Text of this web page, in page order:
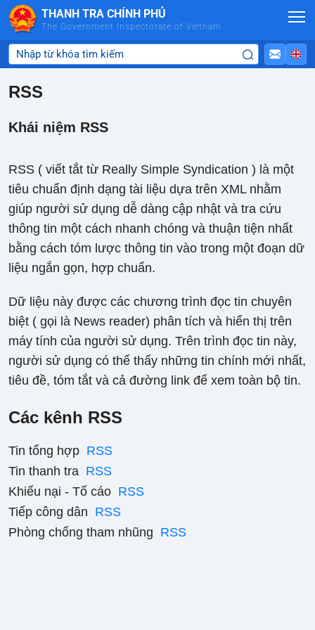
Skip to Main Content
THANH TRA CHÍNH PHỦ
The Government Inspectorate of Vietnam
RSS
Khái niệm RSS
RSS ( viết tắt từ Really Simple Syndication ) là một
tiêu chuẩn định dạng tài liệu dựa trên XML nhằm
giúp người sử dụng dễ dàng cập nhật và tra cứu
thông tin một cách nhanh chóng và thuận tiện nhất
bằng cách tóm lược thông tin vào trong một đoạn dữ
liệu ngắn gọn, hợp chuẩn.
Dữ liệu này được các chương trình đọc tin chuyên
biệt ( gọi là News reader) phân tích và hiển thị trên
máy tính của người sử dụng. Trên trình đọc tin này,
người sử dụng có thể thấy những tin chính mới nhất,
tiêu đề, tóm tắt và cả đường link để xem toàn bộ tin.
Các kênh RSS
Tin tổng hợp RSS
Tin thanh tra RSS
Khiếu nại - Tố cáo RSS
Tiếp công dân RSS
Phòng chống tham nhũng RSS